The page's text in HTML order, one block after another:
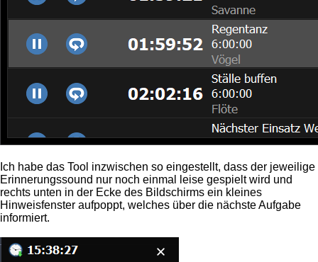
Ich habe das Tool inzwischen so eingestellt, dass der jeweilige
Erinnerungssound nur noch einmal leise gespielt wird und
rechts unten in der Ecke des Bildschirms ein kleines
Hinweisfenster aufpoppt, welches über die nächste Aufgabe
informiert.